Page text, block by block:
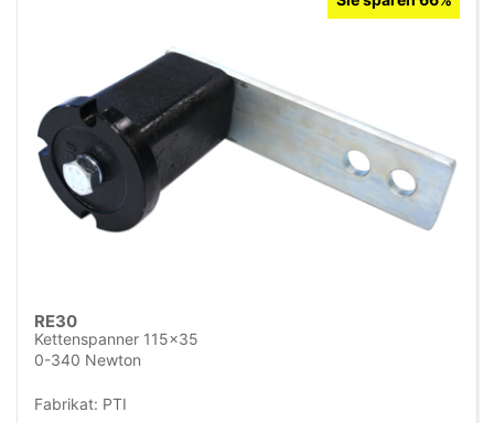
Warennummer (A-Z)
Name (Z-A)
RE30
Kettenspanner 115x35
0-340 Newton
Fabrikat: PTI